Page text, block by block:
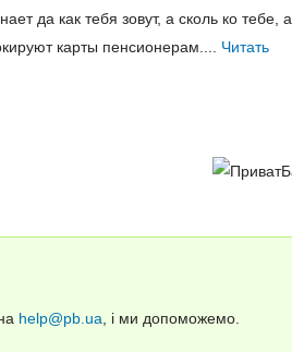
да как тебя зовут, а сколь ко тебе, а
карты пенсионерам.... Читать
help@pb.ua , і ми допоможемо.